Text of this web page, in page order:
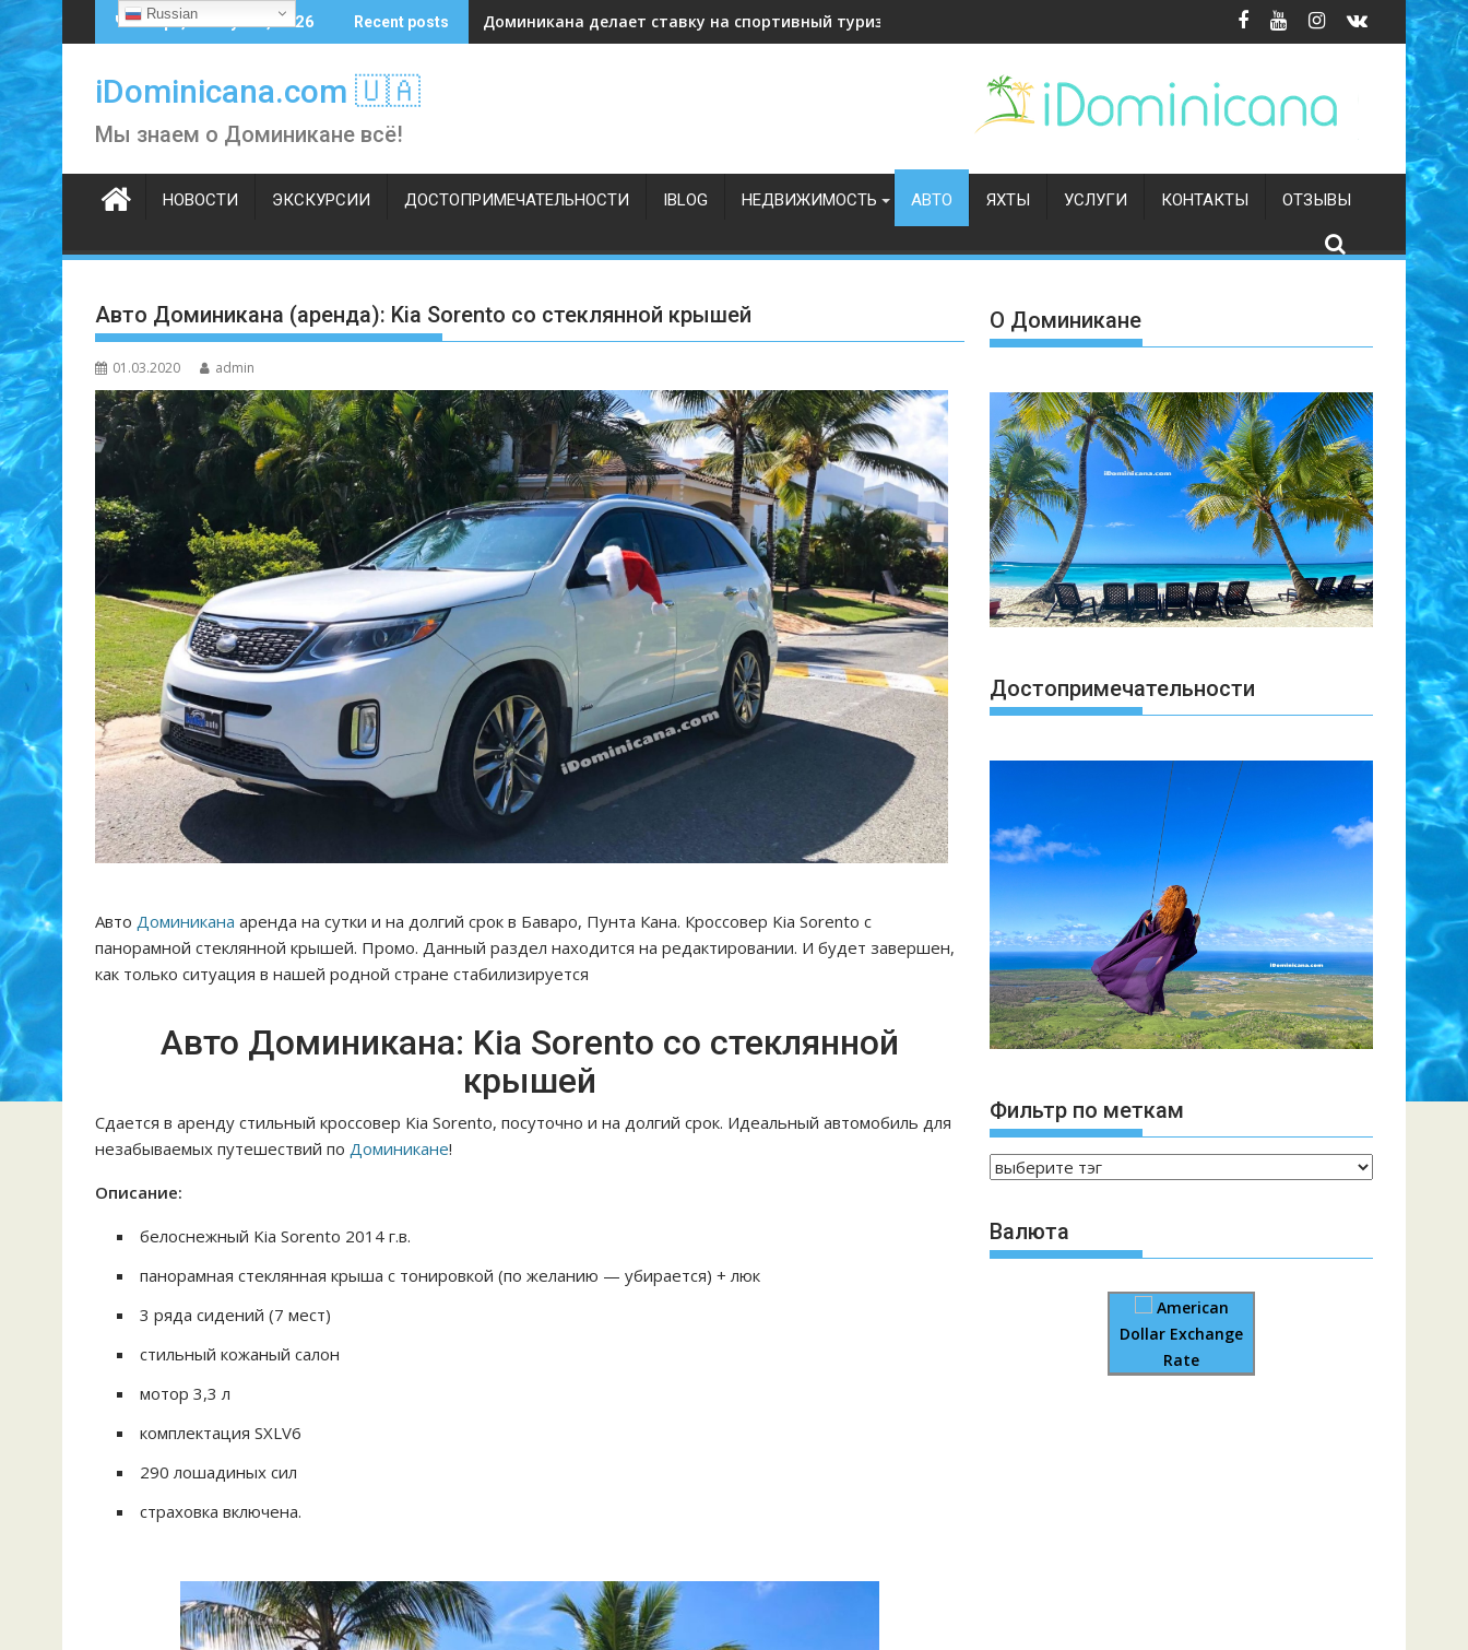
Skip
to
Четверг, 6 августа, 2026 Recent posts Апартаменты в Доминикане (Карибское море): Bayahibe, Cadaques - аренда
iDominicana.com 🇺🇦
Мы знаем о Доминикане всё!
НОВОСТИ ЭКСКУРСИИ ДОСТОПРИМЕЧАТЕЛЬНОСТИ IBLOG НЕДВИЖИМОСТЬ АВТО ЯХТЫ УСЛУГИ КОНТАКТЫ ОТЗЫВЫ
Авто Доминикана (аренда): Kia Sorento со стеклянной крышей
01.03.2020 admin
Авто Доминикана аренда на сутки и на долгий срок в Баваро, Пунта Кана. Кроссовер Kia Sorento с
панорамной стеклянной крышей. Промо. Данный раздел находится на редактировании. И будет завершен,
как только ситуация в нашей родной стране стабилизируется
Авто Доминикана: Kia Sorento со стеклянной
крышей
Сдается в аренду стильный кроссовер Kia Sorento, посуточно и на долгий срок. Идеальный автомобиль для
незабываемых путешествий по Доминикане!
Описание:
белоснежный Kia Sorento 2014 г.в.
панорамная стеклянная крыша с тонировкой (по желанию — убирается) + люк
3 ряда сидений (7 мест)
стильный кожаный салон
мотор 3,3 л
комплектация SXLV6
290 лошадиных сил
страховка включена.
О Доминикане
Достопримечательности
Фильтр по меткам
Валюта
American
Dollar Exchange
Rate
Russian